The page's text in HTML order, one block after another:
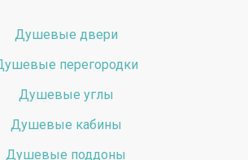
Душевые двери
перегородки
Душевые углы
Душевые кабины
Душевые поддоны